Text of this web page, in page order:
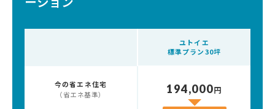
ユトイエ
標準プラン30坪
今の省エネ住宅
（省エネ基準）
194,000円